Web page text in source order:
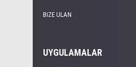
BIZE ULAN
UYGULAMALAR